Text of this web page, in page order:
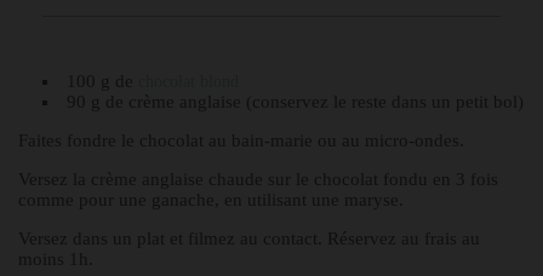
100 g de
90 g de crème anglaise (conservez le reste dans un petit bol)
Faites fondre le chocolat au bain-marie ou au micro-ondes.
Versez la crème anglaise chaude sur le chocolat fondu en 3 fois
comme pour une ganache, en utilisant une maryse.
Versez dans un plat et filmez au contact. Réservez au frais au
moins 1h.